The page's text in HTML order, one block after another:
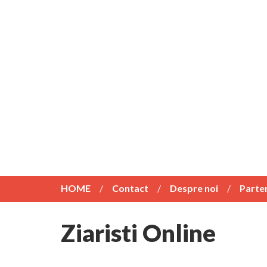
HOME Contact Despre noi
Ziaristi Online